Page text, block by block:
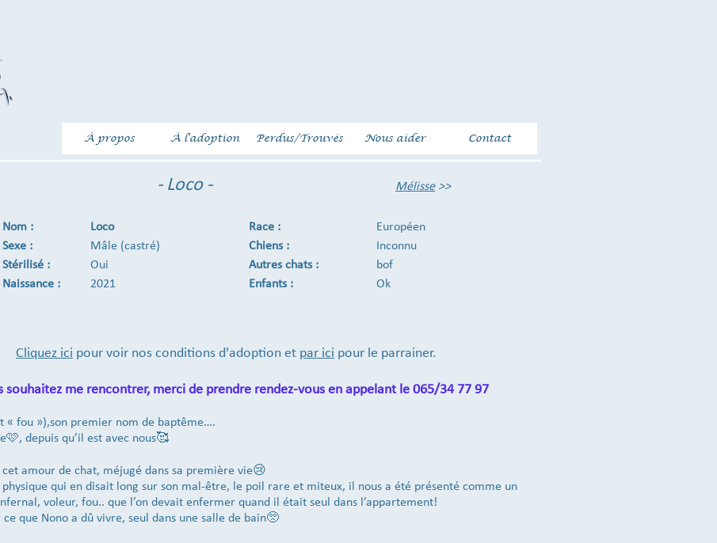
À propos À l'adoption Perdus/Trouvés Nous aider Contact
- Loco - Mélisse>>
Nom : Loco Race :
Européen
Sexe :
Mâle (castré) Chiens :
Inconnu
Stérilisé :
Oui Autres chats :
bof
Naissance :
2021 Enfants : Ok
Cliquez ici pour voir nos conditions d'adoption et par ici pour le parrainer.
souhaitez me rencontrer, merci de prendre rendez-vous en appelant le 065/34 77 97
« fou »),son premier nom de baptême….
depuis qu’il est avec nous🥰
amour de chat, méjugé dans sa première vie😢
physique qui en disait long sur son mal-être, le poil rare et miteux, il nous a été présenté comme un
voleur, fou.. que l’on devait enfermer quand il était seul dans l’appartement!
ce que Nono a dû vivre, seul dans une salle de bain🥺